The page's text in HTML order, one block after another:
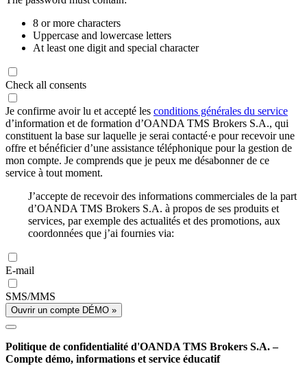
8 or more characters
Uppercase and lowercase letters
At least one digit and special character
Check all consents
Je confirme avoir lu et accepté les conditions générales du service
d’information et de formation d’OANDA TMS Brokers S.A., qui
constituent la base sur laquelle je serai contacté·e pour recevoir une
offre et bénéficier d’une assistance téléphonique pour la gestion de
mon compte. Je comprends que je peux me désabonner de ce
service à tout moment.
J’accepte de recevoir des informations commerciales de la part
d’OANDA TMS Brokers S.A. à propos de ses produits et
services, par exemple des actualités et des promotions, aux
coordonnées que j’ai fournies via:
E-mail
SMS/MMS
Ouvrir un compte DÉMO »
Politique de confidentialité d'OANDA TMS Brokers S.A. –
Compte démo, informations et service éducatif